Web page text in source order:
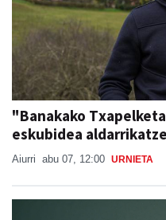
"Banakako
eskubidea
Aiurri abu 07, 12:00 URNIETA